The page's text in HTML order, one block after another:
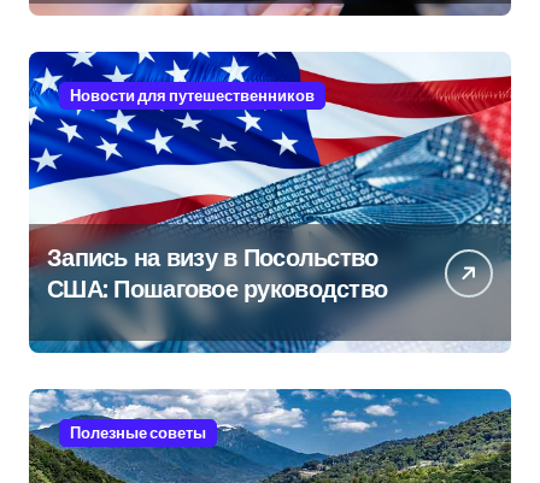
Новости для путешественников
Запись на визу в Посольство
США: Пошаговое руководство
Полезные советы